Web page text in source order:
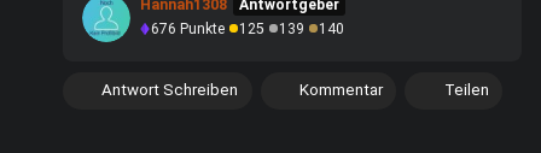
Hannah1308
Antwortgeber
676 Punkte 125 139 140
Antwort Schreiben Kommentar Teilen